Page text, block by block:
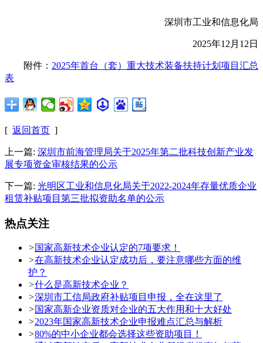
深圳市工业和信息化局
2025年12月12日
附件： 2025年首台（套）重大技术装备扶持计划项目汇总
表
[ 返回首页 ]
上一篇: 深圳市前海管理局关于2025年第二批科技创新产业发
展专项资金审核结果的公示
下一篇: 光明区工业和信息化局关于2022-2024年存量优质企业
租赁补贴项目第三批拟资助名单的公示
热点关注
>国家高新技术企业认定的7项要求！
>在高新技术企业认定成功后，要注意哪些方面的维
护？
>什么是高新技术企业？
>深圳市工信局政府补贴项目申报，全在这里了
>国家高新企业资质对企业的五大作用和十大好处
>2023年国家高新技术企业申报难点汇总与解析
>80%的中小企业都会选择这些资助项目！